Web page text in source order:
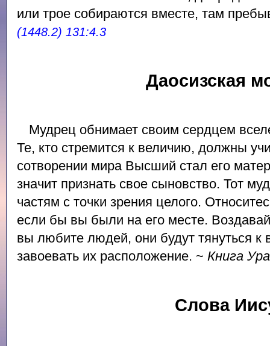
или трое собираются вместе, там
(1448.2) 131:4.3
Даосизская
Мудрец обнимает своим сердцем
Те, кто стремится к величию, должны
сотворении мира Высший стал его
значит признать свое сыновство. Тот
частям с точки зрения целого.
если бы вы были на его месте.
вы любите людей, они будут тянуться к
завоевать их расположение. ~ Книга
Слова